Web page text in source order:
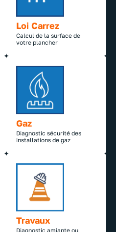
Loi Carrez
Calcul de la surface de
votre plancher
Gaz
Diagnostic sécurité des
installations de gaz
Travaux
Diagnostic amiante ou